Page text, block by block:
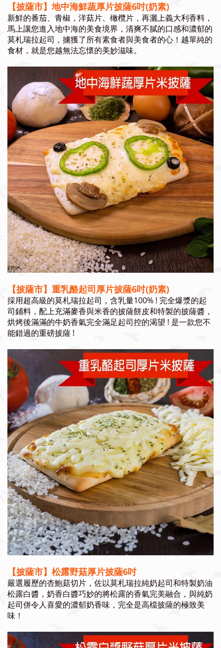
【披薩市】地中海鮮蔬厚片披薩6吋(奶素)
新鮮的番茄、青椒，洋菇片、橄欖片，再灑上義大利香料，
馬上讓您進入地中海的美食境界，清爽不膩的口感和濃郁的
莫札瑞拉起司，擄獲了所有素食者與美食者的心！越單純的
食材，就是您越無法忘懷的美妙滋味。
【披薩市】重乳酪起司厚片披薩6吋(奶素)
採用超高級的莫札瑞拉起司，含乳量100% ! 完全爆漿的起
司鋪料，配上充滿麥香與米香的披薩餅皮和特製的披薩醬，
烘烤後滿滿的牛奶香氣完全滿足起司控的渴望 ! 是一款您不
能錯過的重磅披薩 !
【披薩市】松露野菇厚片披薩6吋
嚴選履歷的杏鮑菇切片，佐以莫札瑞拉純奶起司和特製奶油
松露白醬，奶香白醬巧妙的將松露的香氣完美融合，與純奶
起司併令人喜愛的濃郁奶香味，完全是高檔披薩的極致美
味！